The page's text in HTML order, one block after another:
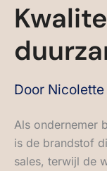
Door Nicolette
Als ondernemer
is de brandstof
sales, terwijl de